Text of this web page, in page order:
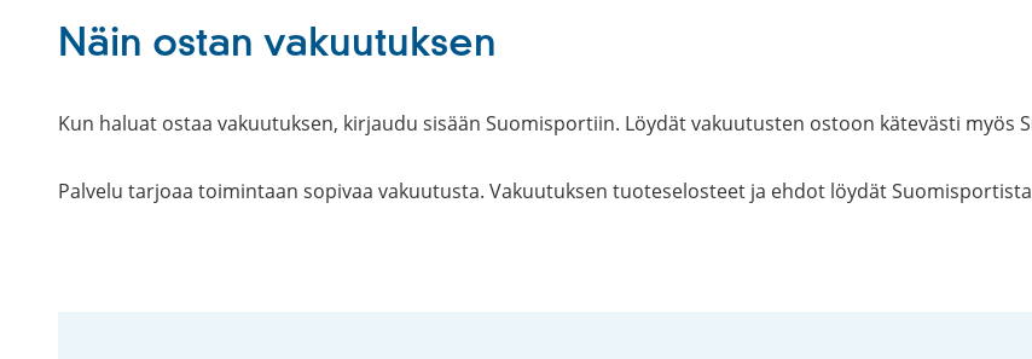
Näin ostan vakuutuksen
Kun haluat ostaa vakuutuksen, kirjaudu sisään Suomisportiin. Löydät vakuutusten ostoon kätevästi myös
Palvelu tarjoaa toimintaan sopivaa vakuutusta. Vakuutuksen tuoteselosteet ja ehdot löydät